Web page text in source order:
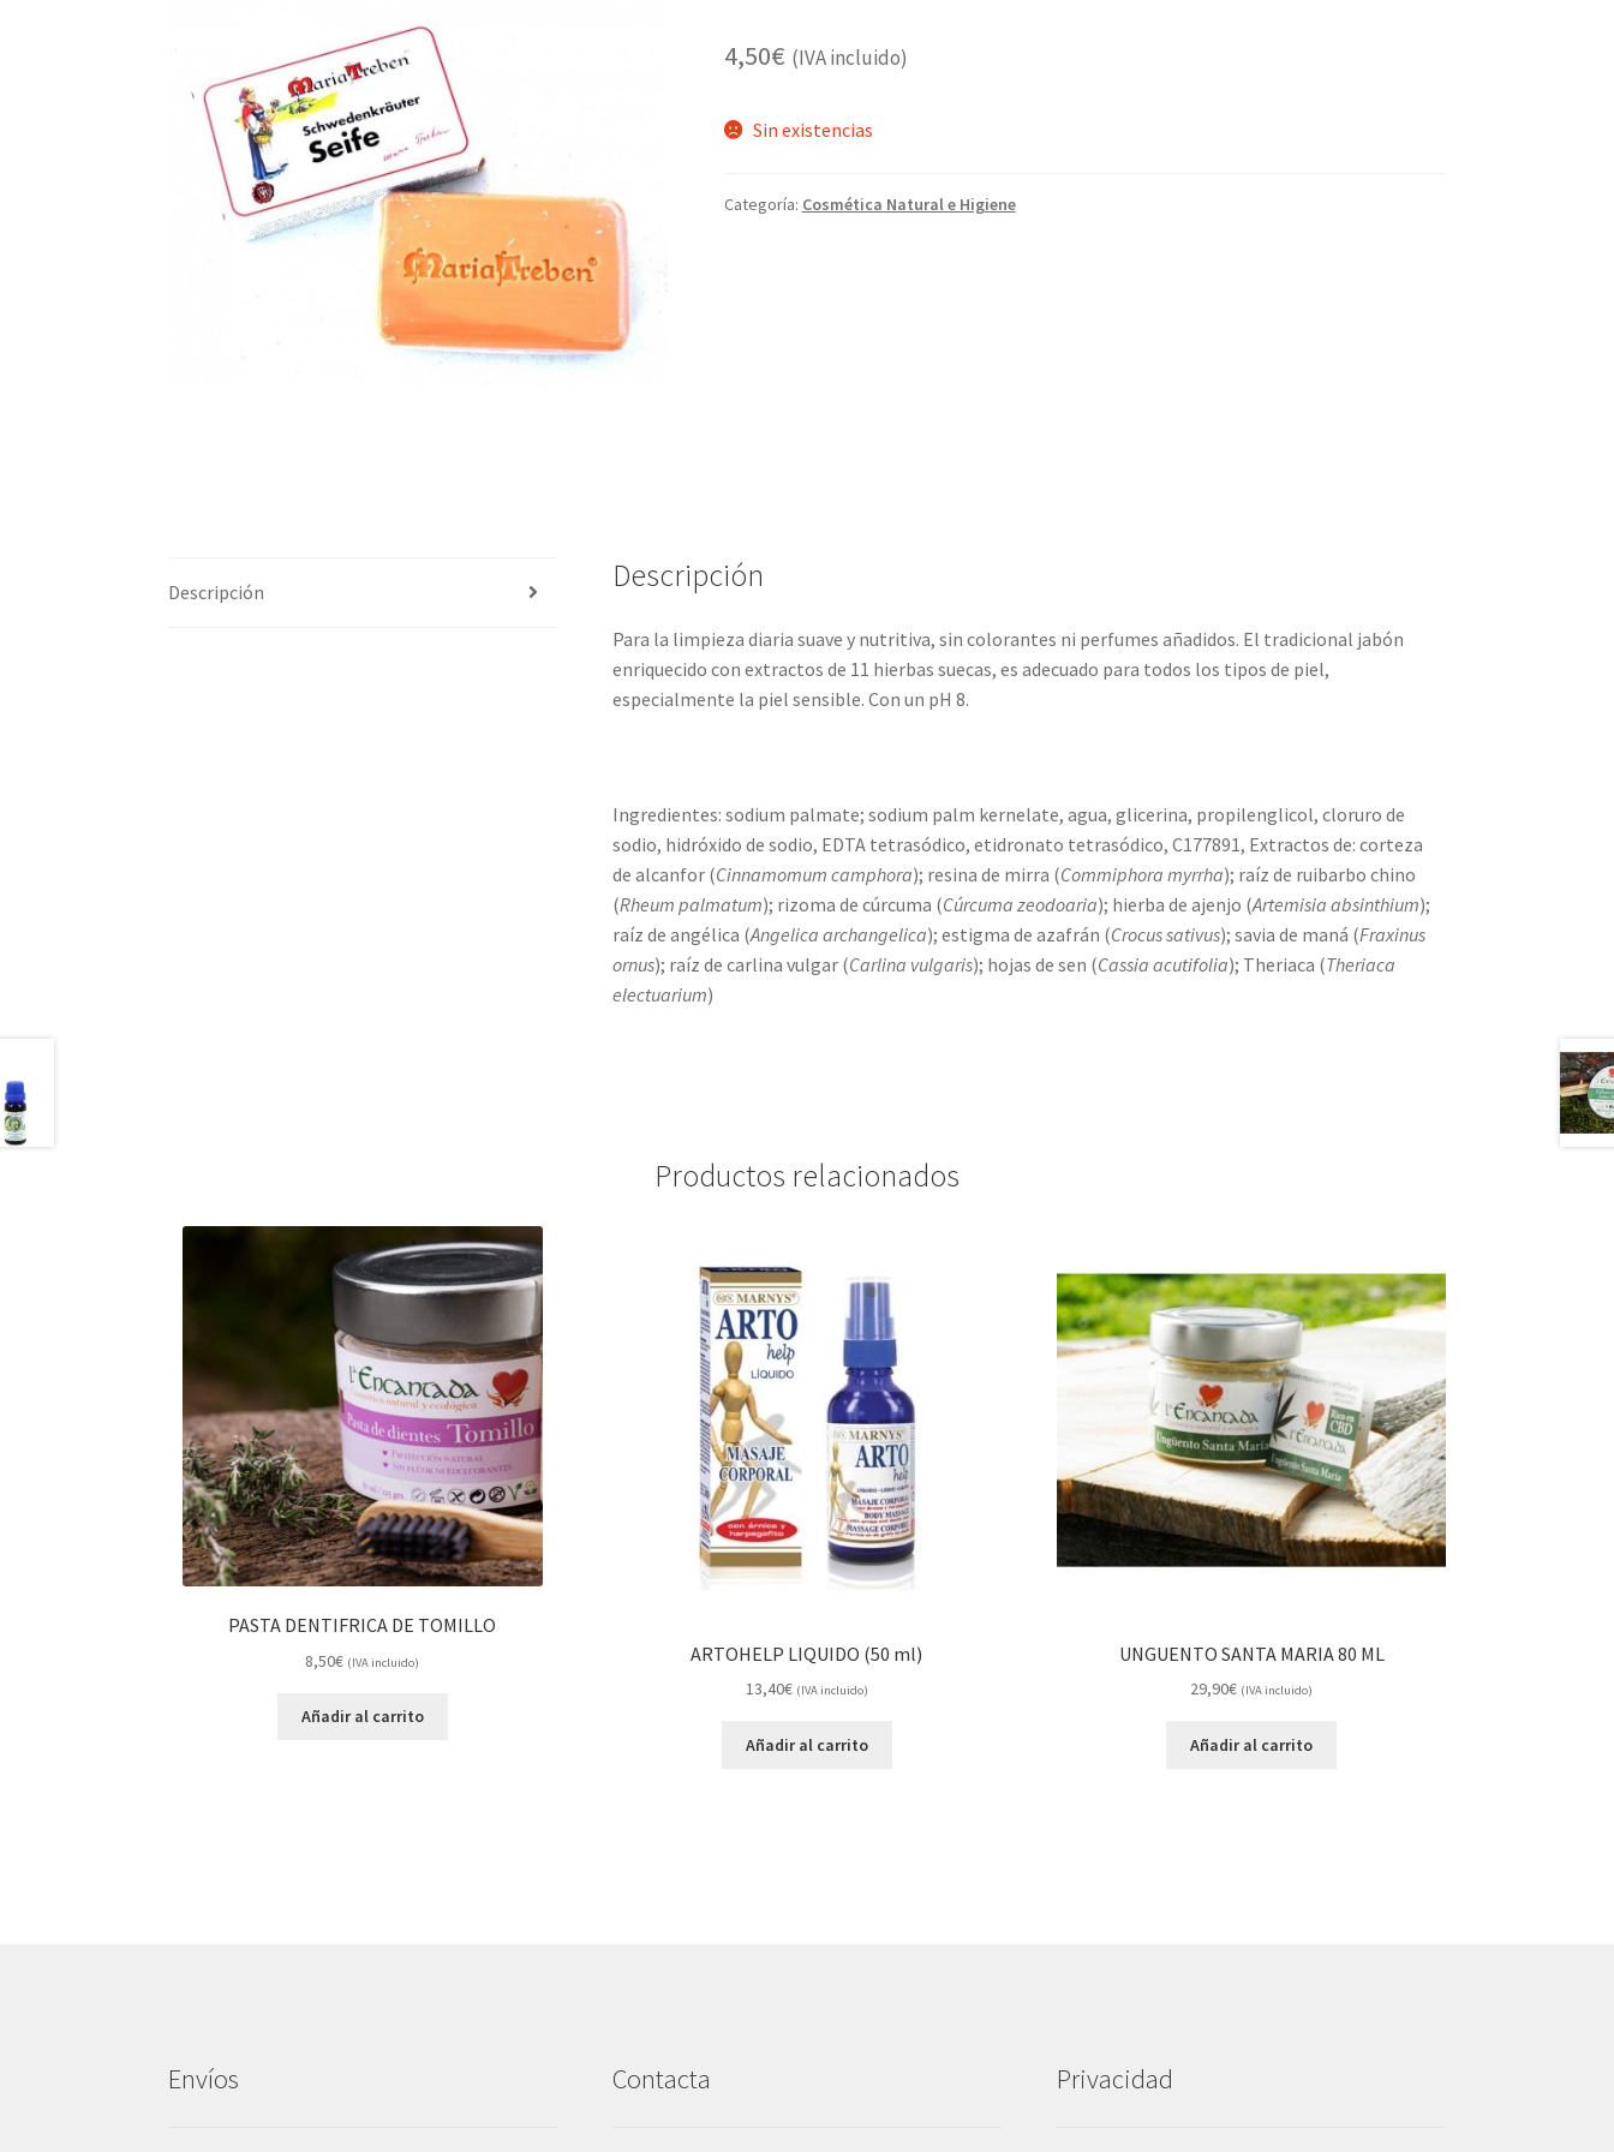
4,50€ (IVA incluido)
Sin existencias
Categoría: Cosmética Natural e Higiene
Descripción Descripción
Para la limpieza diaria suave y nutritiva, sin colorantes ni perfumes añadidos. El tradicional jabón
enriquecido con extractos de 11 hierbas suecas, es adecuado para todos los tipos de piel,
especialmente la piel sensible. Con un pH 8.
Ingredientes: sodium palmate; sodium palm kernelate, agua, glicerina, propilenglicol, cloruro de
sodio, hidróxido de sodio, EDTA tetrasódico, etidronato tetrasódico, C177891, Extractos de: corteza
de alcanfor (Cinnamomum camphora); resina de mirra (Commiphora myrrha); raíz de ruibarbo chino
(Rheum palmatum); rizoma de cúrcuma (Cúrcuma zeodoaria); hierba de ajenjo (Artemisia absinthium);
raíz de angélica (Angelica archangelica); estigma de azafrán (Crocus sativus); savia de maná (Fraxinus
ornus); raíz de carlina vulgar (Carlina vulgaris); hojas de sen (Cassia acutifolia); Theriaca (Theriaca
electuarium)
Productos relacionados
PASTA DENTIFRICA DE TOMILLO
8,50€ (IVA incluido)
Añadir al carrito
ARTOHELP LIQUIDO (50 ml)
13,40€ (IVA incluido)
Añadir al carrito
UNGUENTO SANTA MARIA 80 ML
29,90€ (IVA incluido)
Añadir al carrito
Envíos Contacta Privacidad